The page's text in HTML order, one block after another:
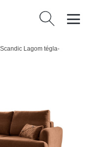
Keresés:
Scandic Lagom tégla-
oldali - Miuform